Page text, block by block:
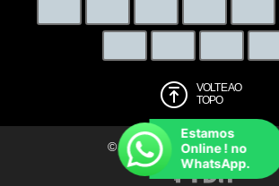
VOLTE AO
TOPO
© 2026 - LAURHA | BRA
Estamos
Online ! no
WhatsApp.